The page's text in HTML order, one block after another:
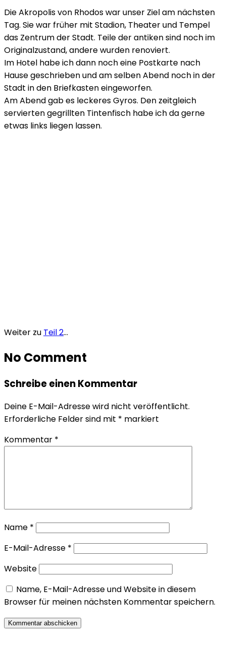
Die Akropolis von Rhodos war unser Ziel am nächsten
Tag. Sie war früher mit Stadion, Theater und Tempel
das Zentrum der Stadt. Teile der antiken sind noch im
Originalzustand, andere wurden renoviert.
Im Hotel habe ich dann noch eine Postkarte nach
Hause geschrieben und am selben Abend noch in der
Stadt in den Briefkasten eingeworfen.
Am Abend gab es leckeres Gyros. Den zeitgleich
servierten gegrillten Tintenfisch habe ich da gerne
etwas links liegen lassen.
Weiter zu Teil 2…
No Comment
Schreibe einen Kommentar
Deine E-Mail-Adresse wird nicht veröffentlicht.
Erforderliche Felder sind mit * markiert
Kommentar *
Name *
E-Mail-Adresse *
Website
Name, E-Mail-Adresse und Website in diesem
Browser für meinen nächsten Kommentar speichern.